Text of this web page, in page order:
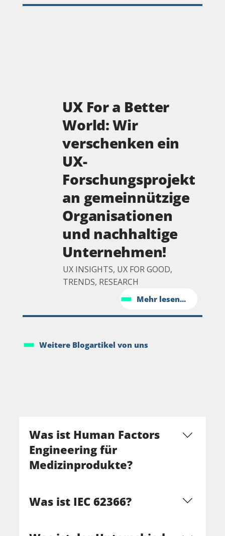
UX For a Better
World: Wir
verschenken ein
UX-
Forschungsprojekt
an gemeinnützige
Organisationen
und nachhaltige
Unternehmen!
UX INSIGHTS, UX FOR GOOD,
TRENDS, RESEARCH
Mehr lesen...
Weitere Blogartikel von uns
Was ist Human Factors
Engineering für
Medizinprodukte?
Medizinprodukte ist die systematische
Was ist IEC 62366?